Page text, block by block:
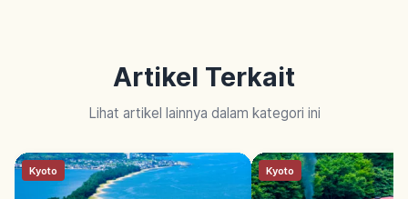
Artikel Terkait
Lihat artikel lainnya dalam kategori ini
Kyoto Kyoto